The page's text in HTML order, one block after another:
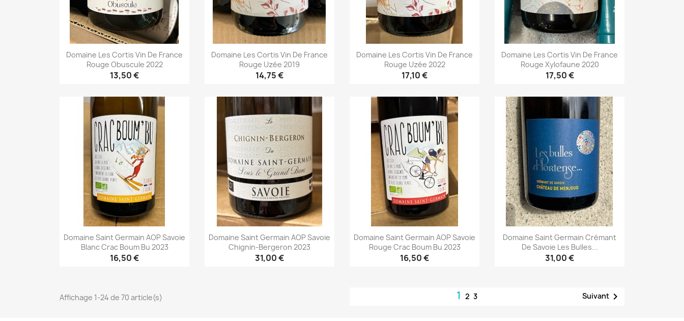
Domaine Les Cortis Vin De France
Rouge Obuscule 2022
13,50 €
Aperçu rapide
Domaine Les Cortis Vin De France
Rouge Uzée 2019
14,75 €
Aperçu rapide
Domaine Les Cortis Vin De France
Rouge Uzée 2022
17,10 €
Aperçu rapide
Domaine Les Cortis Vin De France
Rouge Xylofaune 2020
17,50 €
Aperçu rapide
Domaine Saint Germain AOP Savoie
Blanc Crac Boum Bu 2023
16,50 €
Domaine Saint Germain AOP Savoie
Chignin-Bergeron 2023
31,00 €
Domaine Saint Germain AOP Savoie
Rouge Crac Boum Bu 2023
16,50 €
Domaine Saint Germain Crémant
De Savoie Les Bulles...
31,00 €
Affichage 1-24 de 70 article(s) 1 2 3 Suivant